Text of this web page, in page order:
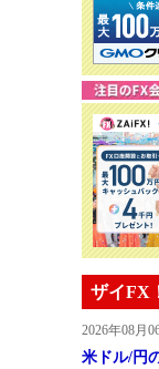
ザイFX
2026年08月
米ドル/円